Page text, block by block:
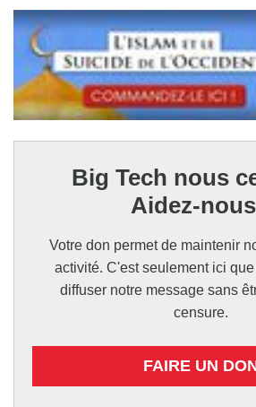
Big Tech nous
Aidez-
Votre don permet de maintenir
activité. C'est seulement ici
diffuser notre message sans
censure.
FAIRE UN